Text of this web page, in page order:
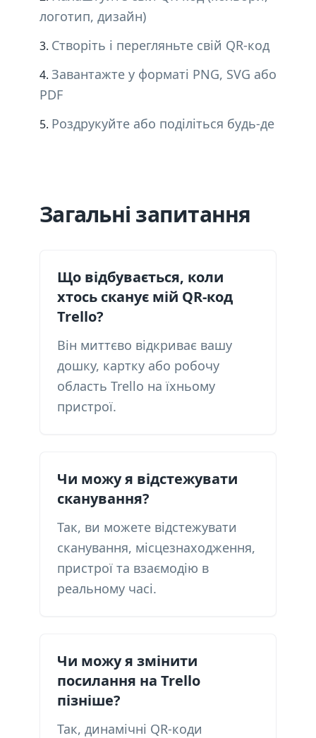
логотип, дизайн)
Створіть і перегляньте свій QR-код
Завантажте у форматі PNG, SVG або
PDF
Роздрукуйте або поділіться будь-де
Загальні запитання
Що відбувається, коли
хтось сканує мій QR-код
Trello?
Він миттєво відкриває вашу
дошку, картку або робочу
область Trello на їхньому
пристрої.
Чи можу я відстежувати
сканування?
Так, ви можете відстежувати
сканування, місцезнаходження,
пристрої та взаємодію в
реальному часі.
Чи можу я змінити
посилання на Trello
пізніше?
Так, динамічні QR-коди